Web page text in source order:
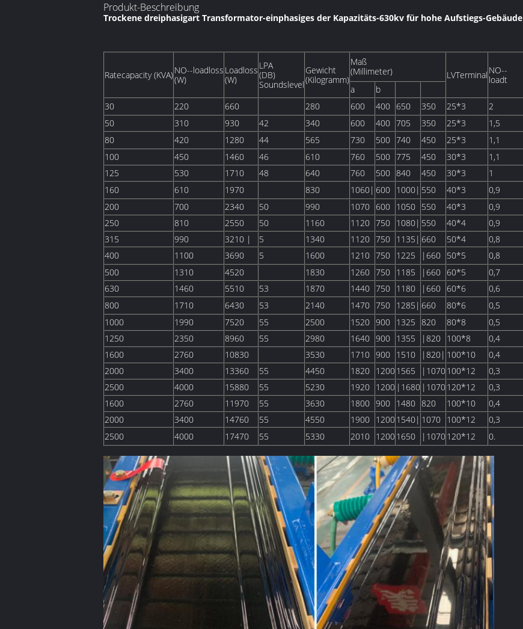
Produkt-Beschreibung
Trockene dreiphasigart Transformator-einphasiges der Kapazitäts-630kv für hohe Aufstiegs-Gebäude
Ratecapacity (KVA)NO--loadloss
(W)
Loadloss
(W)
LPA
(DB)
Soundslevel
Gewicht
(Kilogramm)
Maß
(Millimeter)
LVTerminal NO--
loadt
a
b
30
220 660 280 600 400 650 350 25*3
2
50
310 930 42 340 600 400 705 350 25*3
1,5
80
420 1280 44 565 730 500 740 450 25*3
1,1
100
450 1460 46 610 760 500 775 450 30*3
1,1
125
530 1710 48 640 760 500 840 450 30*3
1
160
610 1970 830 1060| 600 1000| 550 40*3
0,9
200
700 2340 50 990 1070 600 1050 550 40*3
0,9
250
810 2550 50 1160 1120 750 1080| 550 40*4
0,9
315
990 3210 | 5 1340 1120 750 1135| 660 50*4
0,8
400
1100 3690 5 1600 1210 750 1225 |660 50*5
0,8
500
1310 4520 1830 1260 750 1185 |660 60*5
0,7
630
1460 5510 53 1870 1440 750 1180 |660 60*6
0,6
800
1710 6430 53 2140 1470 750 1285| 660 80*6
0,5
1000
1990 7520 55 2500 1520 900 1325 820 80*8
0,5
1250
2350 8960 55 2980 1640 900 1355 |820 100*8
0,4
1600
2760 10830 3530 1710 900 1510 |820| 100*10
0,4
2000
3400 13360 55 4450 1820 12001565 |1070100*12
0,3
2500
4000 15880 55 5230 1920 1200 |1680 |1070120*12
0,3
1600
2760 11970 55 3630 1800 900 1480 820 100*10
0,4
2000
3400 14760 55 4550 1900 12001540| 1070 100*12
0,3
2500
4000 17470 55 5330 2010 12001650 |1070120*12 0.